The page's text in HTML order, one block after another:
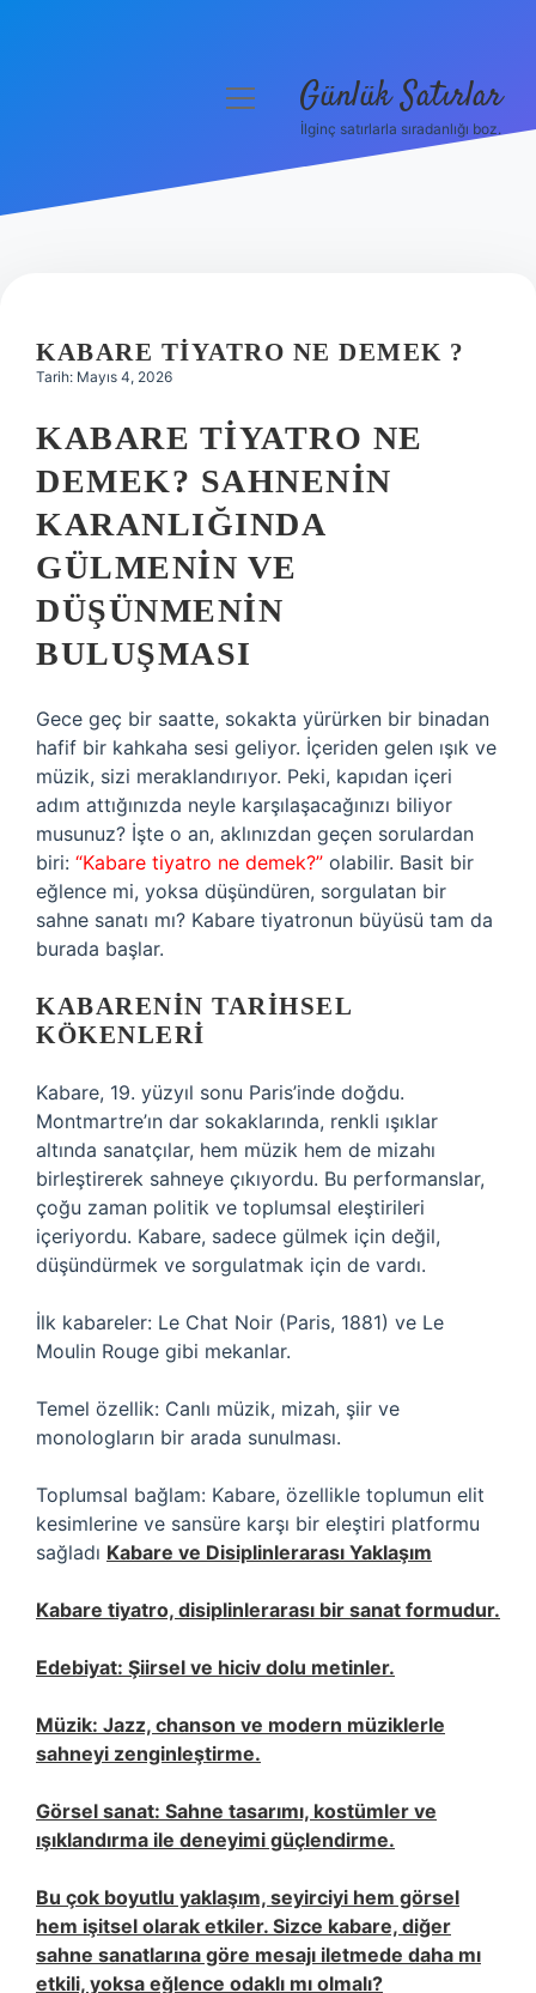
Hakkımızda
menüyü Günlük Satırlar
İlginç satırlarla sıradanlığı boz.
KABARE TIYATRO NE DEMEK ?
Tarih: Mayıs 4, 2026
KABARE TIYATRO NE
DEMEK? SAHNENIN
KARANLIĞINDA
GÜLMENIN VE
DÜŞÜNMENIN
BULUŞMASI
Gece geç bir saatte, sokakta yürürken bir binadan
hafif bir kahkaha sesi geliyor. İçeriden gelen ışık ve
müzik, sizi meraklandırıyor. Peki, kapıdan içeri
adım attığınızda neyle karşılaşacağınızı biliyor
musunuz? İşte o an, aklınızdan geçen sorulardan
biri: “Kabare tiyatro ne demek?” olabilir. Basit bir
eğlence mi, yoksa düşündüren, sorgulatan bir
sahne sanatı mı? Kabare tiyatronun büyüsü tam da
burada başlar.
KABARENIN TARIHSEL
KÖKENLERI
Kabare, 19. yüzyıl sonu Paris’inde doğdu.
Montmartre’ın dar sokaklarında, renkli ışıklar
altında sanatçılar, hem müzik hem de mizahı
birleştirerek sahneye çıkıyordu. Bu performanslar,
çoğu zaman politik ve toplumsal eleştirileri
içeriyordu. Kabare, sadece gülmek için değil,
düşündürmek ve sorgulatmak için de vardı.
İlk kabareler: Le Chat Noir (Paris, 1881) ve Le
Moulin Rouge gibi mekanlar.
Temel özellik: Canlı müzik, mizah, şiir ve
monologların bir arada sunulması.
Toplumsal bağlam: Kabare, özellikle toplumun elit
kesimlerine ve sansüre karşı bir eleştiri platformu
sağladı Kabare ve Disiplinlerarası Yaklaşım
Kabare tiyatro, disiplinlerarası bir sanat formudur.
Edebiyat: Şiirsel ve hiciv dolu metinler.
Müzik: Jazz, chanson ve modern müziklerle
sahneyi zenginleştirme.
Görsel sanat: Sahne tasarımı, kostümler ve
ışıklandırma ile deneyimi güçlendirme.
Bu çok boyutlu yaklaşım, seyirciyi hem görsel
hem işitsel olarak etkiler. Sizce kabare, diğer
sahne sanatlarına göre mesajı iletmede daha mı
etkili, yoksa eğlence odaklı mı olmalı?